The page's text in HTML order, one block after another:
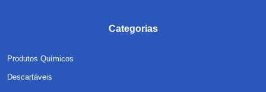
Categorias
Produtos Químicos
Descartáveis